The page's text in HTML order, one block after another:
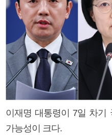
이재명 대통령이 7일 차기
가능성이 크다.